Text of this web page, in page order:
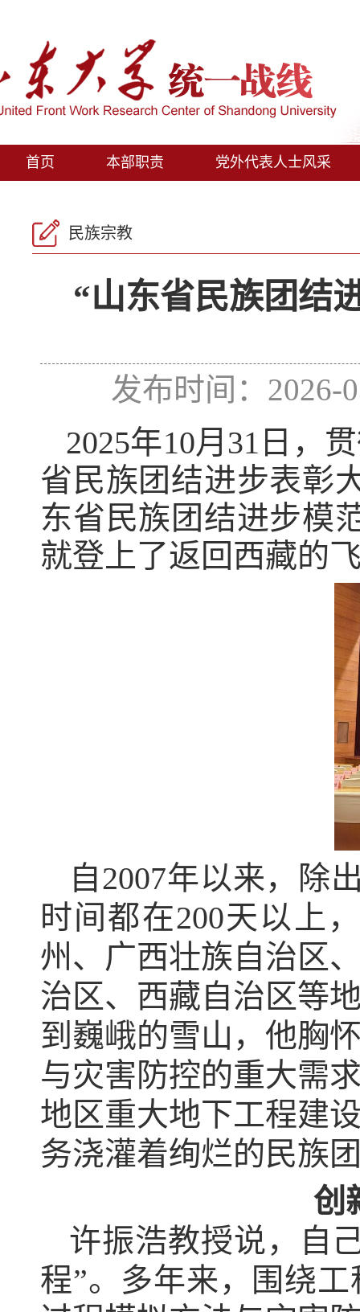
首页 本部职责 党外代表人士风采
民族宗教
“山东省民族团结
发布时间：2026-
2025年10月31日，
省民族团结进步表彰
东省民族团结进步模
就登上了返回西藏的
自2007年以来，除
时间都在200天以上
州、广西壮族自治区
治区、西藏自治区等
到巍峨的雪山，他胸
与灾害防控的重大需
地区重大地下工程建
务浇灌着绚烂的民族
创
许振浩教授说，自
程”。多年来，围绕